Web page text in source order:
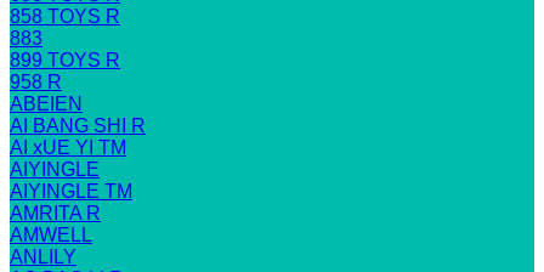
858 TOYS R
883
899 TOYS R
958 R
ABEIEN
AI BANG SHI R
AI xUE YI TM
AIYINGLE
AIYINGLE TM
AMRITA R
AMWELL
ANLILY